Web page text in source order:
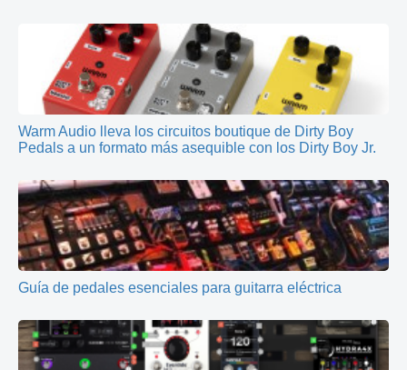
Warm Audio lleva los circuitos boutique de Dirty Boy
Pedals a un formato más asequible con los Dirty Boy Jr.
Guía de pedales esenciales para guitarra eléctrica